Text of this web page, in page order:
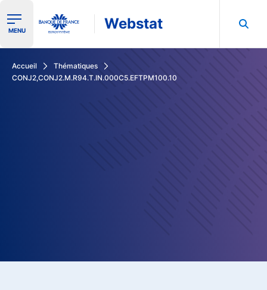
Ouvrir le menu de navigation
MENU Webstat
Accueil
Thématiques
CONJ2,CONJ2.M.R94.T.IN.000C5.EFTPM100.10